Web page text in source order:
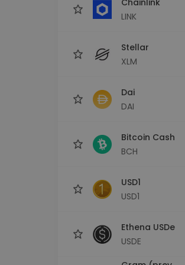
LINK
Stellar
XLM
Dai
DAI
Bitcoin Cash
BCH
USD1
USD1
Ethena USDe
USDE